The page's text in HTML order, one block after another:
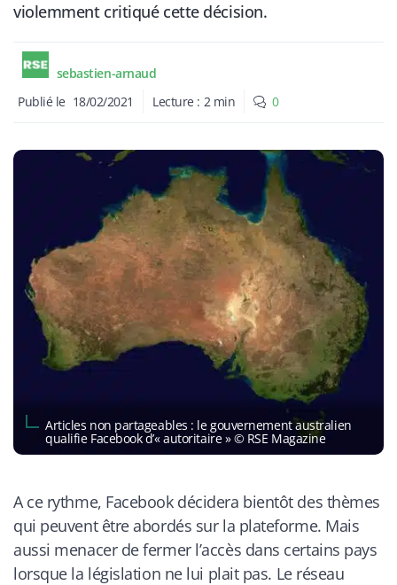
violemment critiqué cette décision.
sebastien-arnaud
Publié le 18/02/2021 Lecture : 2 min 0
​Articles non partageables : le gouvernement australien
qualifie Facebook d’« autoritaire » © RSE Magazine
A ce rythme, Facebook décidera bientôt des thèmes
qui peuvent être abordés sur la plateforme. Mais
aussi menacer de fermer l’accès dans certains pays
lorsque la législation ne lui plait pas. Le réseau